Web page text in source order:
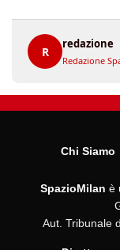
R
redazione
Redazione
Chi Siamo
SpazioMilan è
Aut. Tribunale